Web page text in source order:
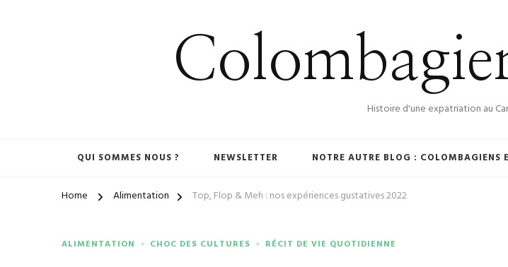
Histoire d'une expatriation au
QUI SOMMES NOUS ? NEWSLETTER NOTRE AUTRE BLOG : COLOMBAGIENS
Home Alimentation Top, Flop & Meh : nos expériences gustatives 2022
ALIMENTATION CHOC DES CULTURES RÉCIT DE VIE QUOTIDIENNE